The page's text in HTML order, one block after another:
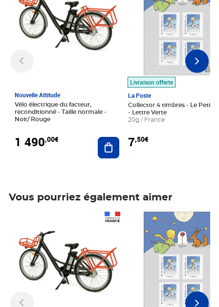
Nouvelle Attitude
Vélo électrique du facteur,
reconditionné - Taille normale -
Noir/ Rouge
1 490,00€ Ajouter au panier
Livraison offerte
La Poste
Collector 4 timbres - Le Petit
- Lettre Verte
20g / France
7,50€
Vous pourriez également aimer
Prix 7,50€